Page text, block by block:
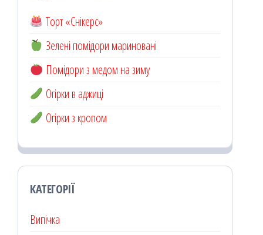
Торт «Снікерс»
Зелені помідори мариновані
Помідори з медом на зиму
Огірки в аджиці
Огірки з кропом
КАТЕГОРІЇ
Випічка